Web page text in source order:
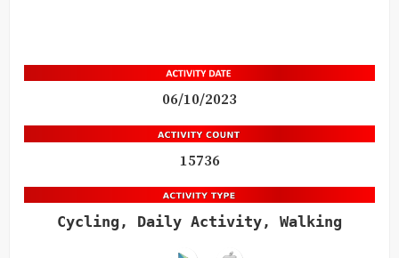
06/10/2023
15736
Cycling, Daily Activity, Walking